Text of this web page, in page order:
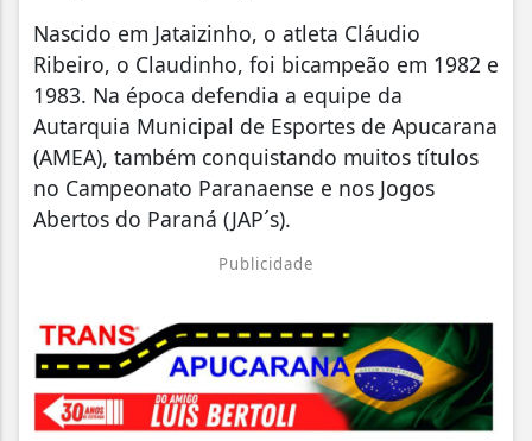
Nascido em Jataizinho, o atleta Cláudio
Ribeiro, o Claudinho, foi bicampeão em 1982 e
1983. Na época defendia a equipe da
Autarquia Municipal de Esportes de Apucarana
(AMEA), também conquistando muitos títulos
no Campeonato Paranaense e nos Jogos
Abertos do Paraná (JAP´s).
Publicidade